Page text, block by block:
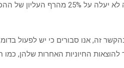
זה, אנו סבורים כי יש
החיוניות האחרות שלהן, כמו